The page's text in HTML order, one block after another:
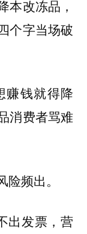
本改冻品，
个字当场破
赚钱就得降
消费者骂难
频出。
出发票，营